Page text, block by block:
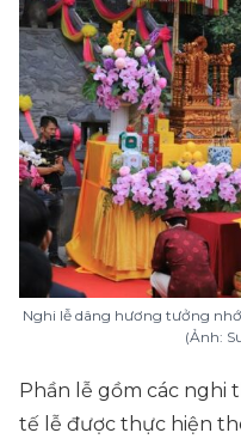
Nghi lễ dâng hương tưởng
(Ảnh:
Phần lễ gồm các nghi
tế lễ được thực hiện